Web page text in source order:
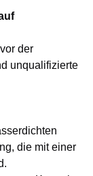
der
unqualifizierte
die mit einer